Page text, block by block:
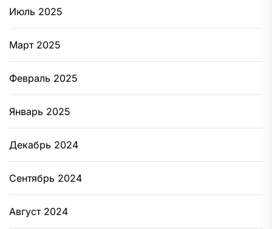
Июль 2025
Март 2025
Февраль 2025
Январь 2025
Декабрь 2024
Сентябрь 2024
Август 2024